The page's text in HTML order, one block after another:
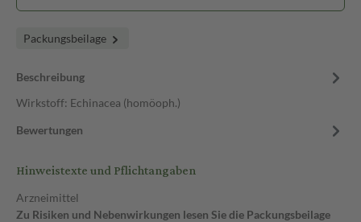
Packungsbeilage
Beschreibung
Wirkstoff: Echinacea (homöoph.)
Bewertungen
Hinweistexte und Pflichtangaben
Arzneimittel
Zu Risiken und Nebenwirkungen lesen Sie die Packungsbeilage